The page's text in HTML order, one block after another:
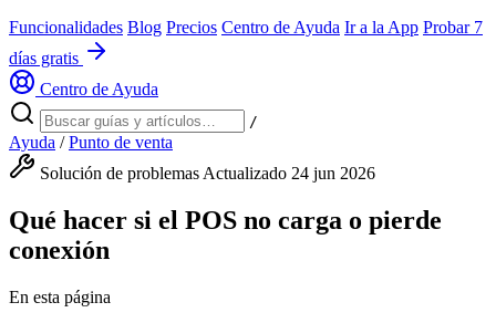
Funcionalidades Blog Precios Centro de Ayuda Ir a la App Probar 7
días gratis
Centro de Ayuda
/
Ayuda / Punto de venta
Solución de problemas Actualizado 24 jun 2026
Qué hacer si el POS no carga o pierde
conexión
En esta página